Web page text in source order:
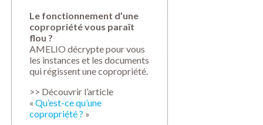
Le fonctionnement d’une
copropriété vous paraît
flou ?
AMELIO décrypte pour vous
les instances et les documents
qui régissent une copropriété.
>> Découvrir l’article
«Qu’est-ce qu’une
copropriété ? »